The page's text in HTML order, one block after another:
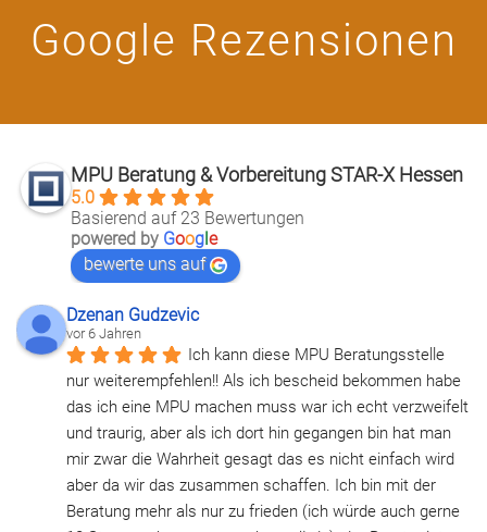
Google Rezensionen
MPU Beratung & Vorbereitung STAR-X Hessen
5.0
Basierend auf 23 Bewertungen
powered by Google
bewerte uns auf
Dzenan Gudzevic
vor 6 Jahren
Ich kann diese MPU Beratungsstelle
nur weiterempfehlen!! Als ich bescheid bekommen habe
das ich eine MPU machen muss war ich echt verzweifelt
und traurig, aber als ich dort hin gegangen bin hat man
mir zwar die Wahrheit gesagt das es nicht einfach wird
aber da wir das zusammen schaffen. Ich bin mit der
Beratung mehr als nur zu frieden (ich würde auch gerne